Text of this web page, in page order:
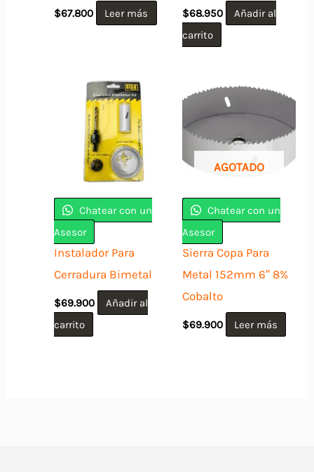
$67.800 Leer más $68.950
Añadir al
carrito
Chatear con un
Asesor
Instalador Para
Cerradura Bimetal
$69.900
Añadir al
carrito
AGOTADO
Chatear con un
Asesor
Sierra Copa Para
Metal 152mm 6″ 8%
Cobalto
$69.900 Leer más